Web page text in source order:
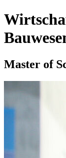
Master of